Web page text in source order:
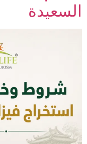
السعيدة